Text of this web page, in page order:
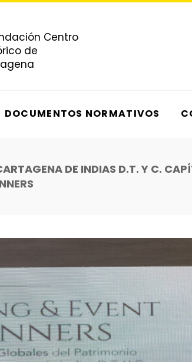
DOCUMENTOS NORMATIVOS
DE INDIAS D.T. Y C.